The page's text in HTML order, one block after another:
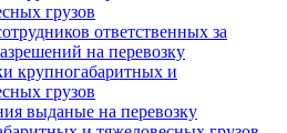
грузов
ответственных за
на перевозку
крупногабаритных и
грузов
выданые на перевозку